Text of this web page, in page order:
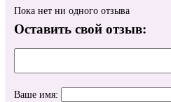
Пока нет ни одного отзыва
Оставить свой отзыв:
Ваше имя: